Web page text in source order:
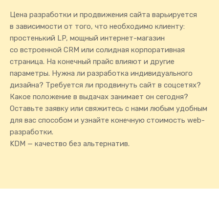
Цена разработки и продвижения сайта варьируется
в зависимости от того, что необходимо клиенту:
простенький LP, мощный интернет-магазин
со встроенной CRM или солидная корпоративная
страница. На конечный прайс влияют и другие
параметры. Нужна ли разработка индивидуального
дизайна? Требуется ли продвинуть сайт в соцсетях?
Какое положение в выдачах занимает он сегодня?
Оставьте заявку или свяжитесь с нами любым удобным
для вас способом и узнайте конечную стоимость web-
разработки.
KDM — качество без альтернатив.